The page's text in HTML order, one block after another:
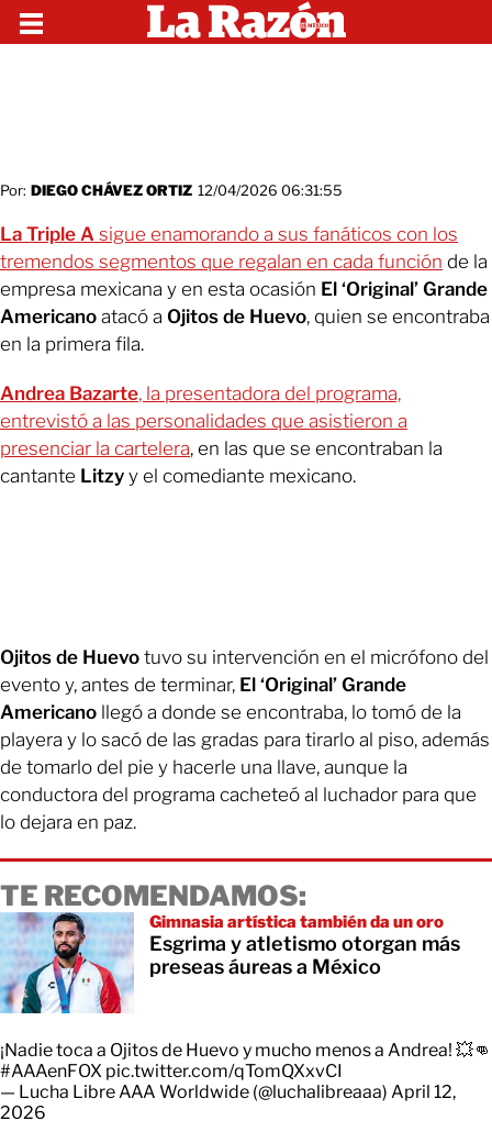
Por: DIEGO CHÁVEZ ORTIZ 12/04/2026 06:31:55
La Triple A sigue enamorando a sus fanáticos con los
tremendos segmentos que regalan en cada función de la
empresa mexicana y en esta ocasión El ‘Original’ Grande
Americano atacó a Ojitos de Huevo, quien se encontraba
en la primera fila.
Andrea Bazarte, la presentadora del programa,
entrevistó a las personalidades que asistieron a
presenciar la cartelera, en las que se encontraban la
cantante Litzy y el comediante mexicano.
Ojitos de Huevo tuvo su intervención en el micrófono del
evento y, antes de terminar, El ‘Original’ Grande
Americano llegó a donde se encontraba, lo tomó de la
playera y lo sacó de las gradas para tirarlo al piso, además
de tomarlo del pie y hacerle una llave, aunque la
conductora del programa cacheteó al luchador para que
lo dejara en paz.
TE RECOMENDAMOS:
Gimnasia artística también da un oro
Esgrima y atletismo otorgan más
preseas áureas a México
¡Nadie toca a Ojitos de Huevo y mucho menos a Andrea! 💥👊
#AAAenFOX pic.twitter.com/qTomQXxvCI
— Lucha Libre AAA Worldwide (@luchalibreaaa) April 12,
2026